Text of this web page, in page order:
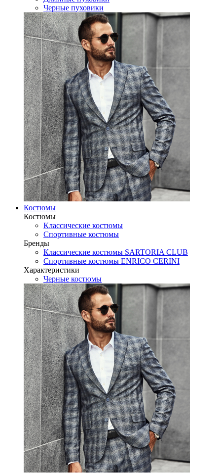
Черные пуховики
Костюмы
Костюмы
Классические костюмы
Спортивные костюмы
Бренды
Классические костюмы SARTORIA CLUB
Спортивные костюмы ENRICO CERINI
Характеристики
Черные костюмы